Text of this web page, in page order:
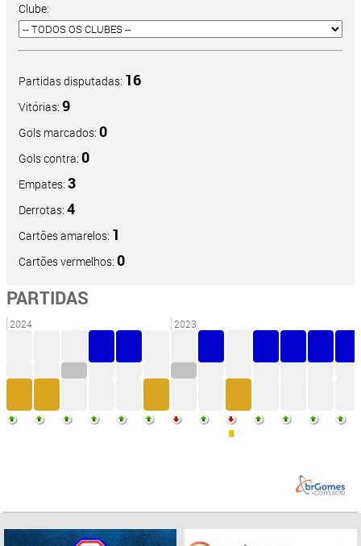
Clube:
Partidas disputadas: 16
Vitórias: 9
Gols marcados: 0
Gols contra: 0
Empates: 3
Derrotas: 4
Cartões amarelos: 1
Cartões vermelhos: 0
PARTIDAS
2024 2023